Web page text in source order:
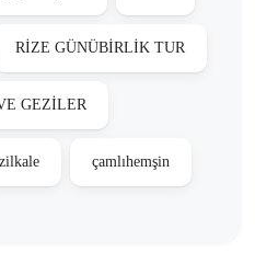
RİZE GÜNÜBİRLİK TUR
GEZİLER
zilkale çamlıhemşin